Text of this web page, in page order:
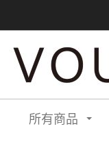
所有商品